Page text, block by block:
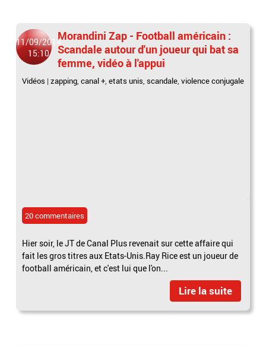
11/09/2014
15:10
Morandini Zap - Football américain :
Scandale autour d'un joueur qui bat sa
femme, vidéo à l'appui
Vidéos |zapping,canal +,etats unis,scandale,violence conjugale
20 commentaires
Hier soir, le JT de Canal Plus revenait sur cette affaire qui
fait les gros titres aux Etats-Unis.Ray Rice est un joueur de
football américain, et c'est lui que l'on...
Lire la suite